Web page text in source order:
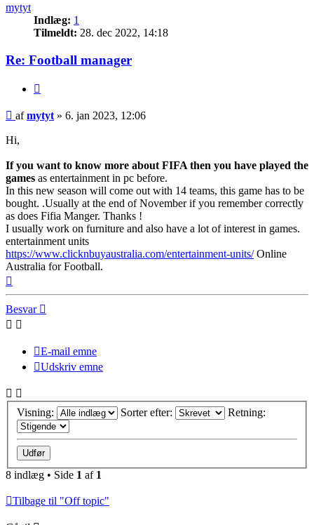
mytyt
Indlæg: 1
Tilmeldt: 28. dec 2022, 14:18
Re: Football manager
Indlæg
afmytyt » 6. jan 2023, 12:06
Hi,
If you want to know more about FIFA then you have played the
games as entertainment in pc before.
In this new season will come out with 14 teams, this game has to be
bought. .Usually at the end of November if you remember correctly
as does Fifia Manger. Thanks !
I usually work on furniture and also have a lot of interest in games.
entertainment units
https://www.clicknbuyaustralia.com/entertainment-units/Online
Australia for Football.
Besvar
E-mail emne
Udskriv emne
Visning: Sorter efter: Retning:
8 indlæg • Side 1 af 1
Tilbage til "Off topic"